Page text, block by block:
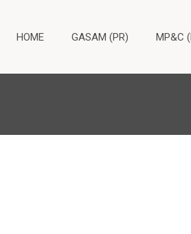
HOME GASAM (PR) MP&C